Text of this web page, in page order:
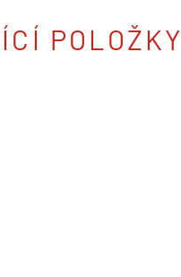
POLOŽKY